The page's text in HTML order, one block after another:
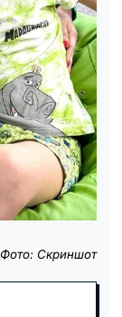
Скриншот